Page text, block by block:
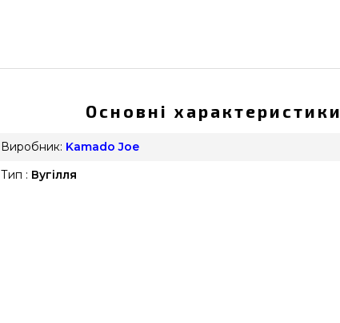
Основні характеристики
Виробник: Kamado Joe
Тип : Вугілля